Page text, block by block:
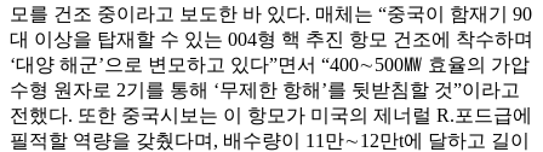
모를 건조 중이라고 보도한 바 있다. 매체는 “중국이 함재기 90
대 이상을 탑재할 수 있는 004형 핵 추진 항모 건조에 착수하며
‘대양 해군’으로 변모하고 있다”면서 “400∼500㎿ 효율의 가압
수형 원자로 2기를 통해 ‘무제한 항해’를 뒷받침할 것”이라고
전했다. 또한 중국시보는 이 항모가 미국의 제너럴 R.포드급에
필적할 역량을 갖췄다며, 배수량이 11만∼12만t에 달하고 길이